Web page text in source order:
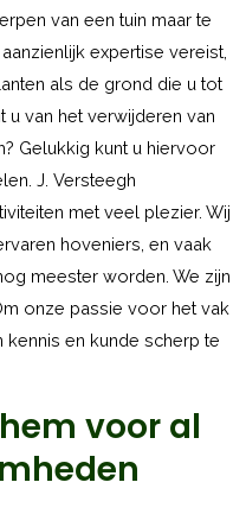
van een tuin maar te
expertise vereist,
als de grond die u tot
u van het verwijderen van
Gelukkig kunt u hiervoor
J. Versteegh
met veel plezier. Wij
hoveniers, en vaak
meester worden. We zijn
onze passie voor het vak
en kunde scherp te
voor al